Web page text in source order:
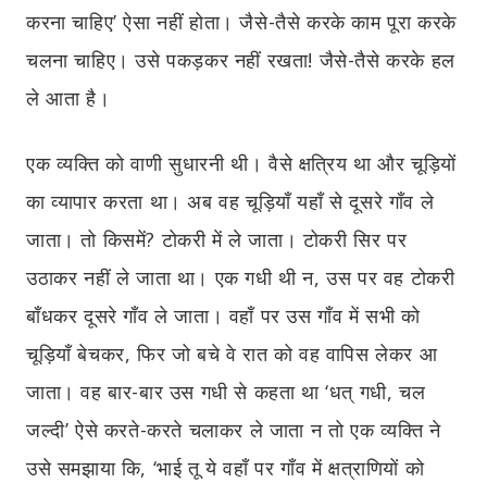
करना चाहिए’ ऐसा नहीं होता। जैसे-तैसे करके काम पूरा करके
चलना चाहिए। उसे पकड़कर नहीं रखता! जैसे-तैसे करके हल
ले आता है।
एक व्यक्ति को वाणी सुधारनी थी। वैसे क्षत्रिय था और चूड़ियों
का व्यापार करता था। अब वह चूड़ियाँ यहाँ से दूसरे गाँव ले
जाता। तो किसमें? टोकरी में ले जाता। टोकरी सिर पर
उठाकर नहीं ले जाता था। एक गधी थी न, उस पर वह टोकरी
बाँधकर दूसरे गाँव ले जाता। वहाँ पर उस गाँव में सभी को
चूड़ियाँ बेचकर, फिर जो बचे वे रात को वह वापिस लेकर आ
जाता। वह बार-बार उस गधी से कहता था ‘धत् गधी, चल
जल्दी’ ऐसे करते-करते चलाकर ले जाता न तो एक व्यक्ति ने
उसे समझाया कि, ‘भाई तू ये वहाँ पर गाँव में क्षत्राणियों को